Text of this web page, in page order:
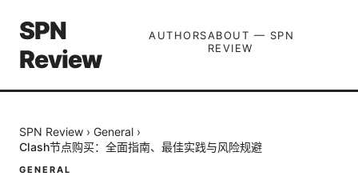
SPN
Review
AUTHORSABOUT — SPN
REVIEW
SPN Review › General ›
Clash节点购买：全面指南、最佳实践与风险规避
GENERAL